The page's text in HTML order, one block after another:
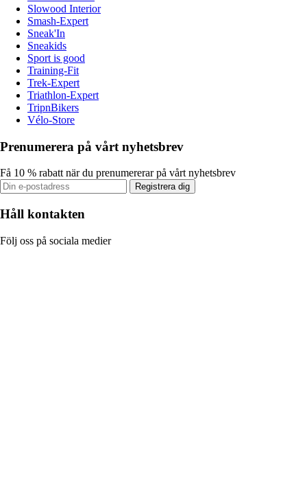
Slowood Interior
Smash-Expert
Sneak'In
Sneakids
Sport is good
Training-Fit
Trek-Expert
Triathlon-Expert
TripnBikers
Vélo-Store
Prenumerera på vårt nyhetsbrev
Få 10 % rabatt när du prenumererar på vårt nyhetsbrev
Registrera dig
Håll kontakten
Följ oss på sociala medier